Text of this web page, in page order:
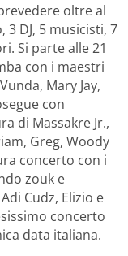
oltre al
DJ, 5 musicisti, 7
Si parte alle 21
con i maestri
Mary Jay,
con
di Massakre Jr.,
Greg, Woody
concerto con i
zouk e
Cudz, Elizio e
concerto
data italiana.